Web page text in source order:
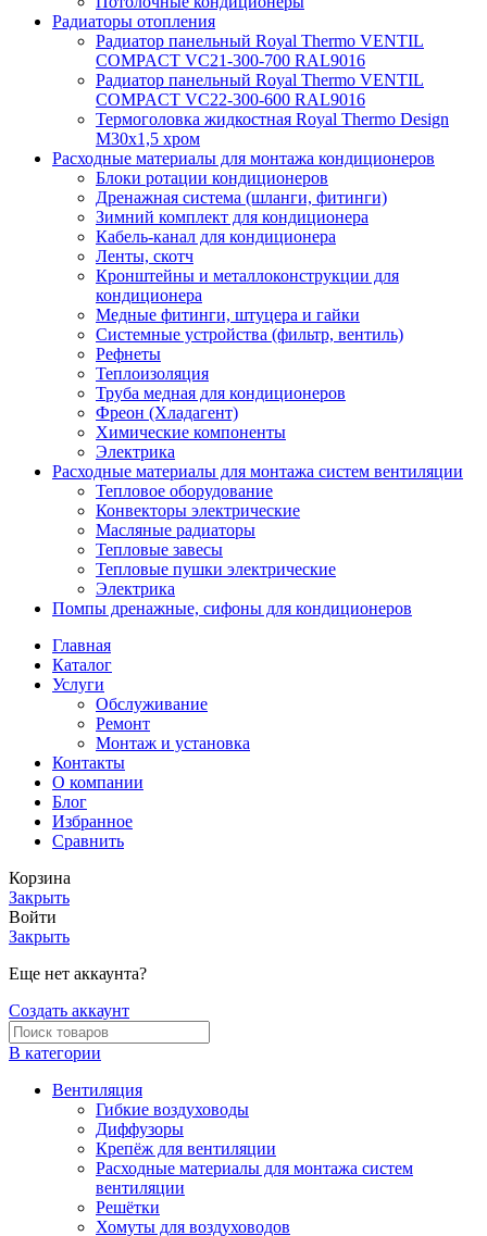
Радиаторы отопления
Радиатор панельный Royal Thermo VENTIL
COMPACT VC21-300-700 RAL9016
Радиатор панельный Royal Thermo VENTIL
COMPACT VC22-300-600 RAL9016
Термоголовка жидкостная Royal Thermo Design
M30х1,5 хром
Расходные материалы для монтажа кондиционеров
Блоки ротации кондиционеров
Дренажная система (шланги, фитинги)
Зимний комплект для кондиционера
Кабель-канал для кондиционера
Ленты, скотч
Кронштейны и металлоконструкции для
кондиционера
Медные фитинги, штуцера и гайки
Системные устройства (фильтр, вентиль)
Рефнеты
Теплоизоляция
Труба медная для кондиционеров
Фреон (Хладагент)
Химические компоненты
Электрика
Расходные материалы для монтажа систем вентиляции
Тепловое оборудование
Конвекторы электрические
Масляные радиаторы
Тепловые завесы
Тепловые пушки электрические
Электрика
Помпы дренажные, сифоны для кондиционеров
Главная
Каталог
Услуги
Обслуживание
Ремонт
Монтаж и установка
Контакты
О компании
Блог
Избранное
Сравнить
Корзина
Закрыть
Войти
Закрыть
Еще нет аккаунта?
Создать аккаунт
В категории
Вентиляция
Гибкие воздуховоды
Диффузоры
Крепёж для вентиляции
Расходные материалы для монтажа систем
вентиляции
Решётки
Хомуты для воздуховодов